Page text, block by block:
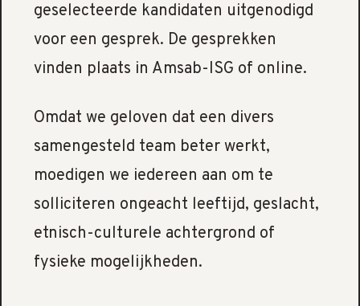
geselecteerde kandidaten uitgenodigd
voor een gesprek. De gesprekken
vinden plaats in Amsab-ISG of online.
Omdat we geloven dat een divers
samengesteld team beter werkt,
moedigen we iedereen aan om te
solliciteren ongeacht leeftijd, geslacht,
etnisch-culturele achtergrond of
fysieke mogelijkheden.